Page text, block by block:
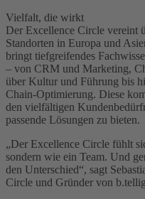
Vielfalt, die wirkt
Der Excellence Circle vereint
Standorten in Europa und
bringt tiefgreifendes
– von CRM und Marketing,
über Kultur und Führung bis
Chain-Optimierung. Diese
den vielfältigen
passende Lösungen zu bieten.
„Der Excellence Circle fühlt
sondern wie ein Team. Und
den Unterschied“, sagt
Circle und Gründer von